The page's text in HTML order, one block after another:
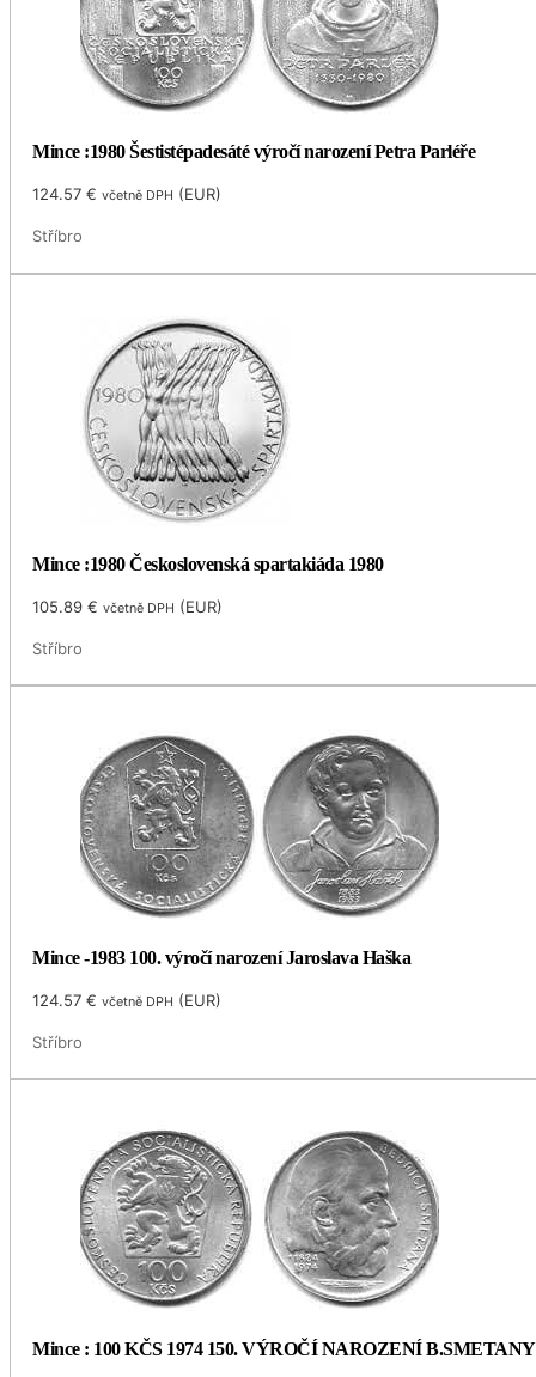
Mince :1980 Šestistépadesáté výročí narození Petra Parléře
124.57€ včetně DPH (EUR)
Stříbro
Mince :1980 Československá spartakiáda 1980
105.89€ včetně DPH (EUR)
Stříbro
Mince -1983 100. výročí narození Jaroslava Haška
124.57€ včetně DPH (EUR)
Stříbro
Mince : 100 KČS 1974 150. VÝROČÍ NAROZENÍ B.SMETANY